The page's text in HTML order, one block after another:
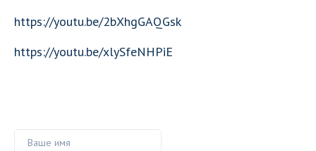
https://youtu.be/2bXhgGAQGsk
https://youtu.be/xlySfeNHPiE